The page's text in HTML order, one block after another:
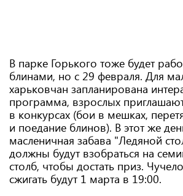
В парке Горького тоже будет
блинами, но с 29 февраля. Для
харьковчан запланирована
программа, взрослых
в конкурсах (бои в мешках,
и поедание блинов). В этот же
масленичная забава "Ледяной
должны будут взобраться на
столб, чтобы достать приз.
сжигать будут 1 марта в 19:00.